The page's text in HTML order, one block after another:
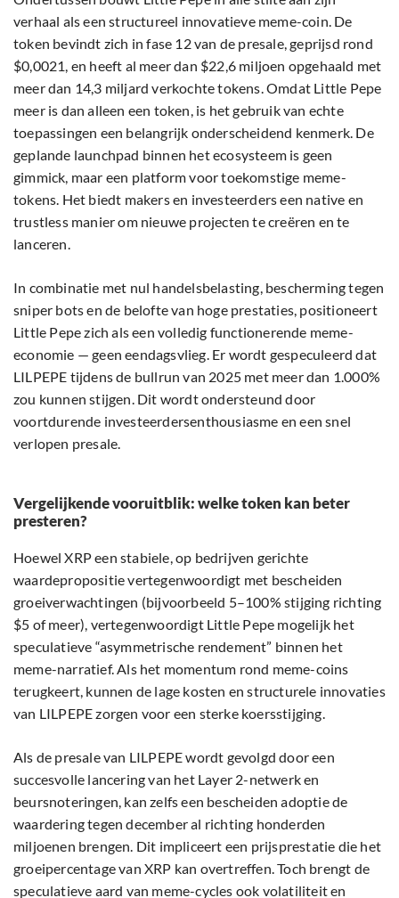
verhaal als een structureel innovatieve meme-coin. De
token bevindt zich in fase 12 van de presale, geprijsd rond
$0,0021, en heeft al meer dan $22,6 miljoen opgehaald met
meer dan 14,3 miljard verkochte tokens. Omdat Little Pepe
meer is dan alleen een token, is het gebruik van echte
toepassingen een belangrijk onderscheidend kenmerk. De
geplande launchpad binnen het ecosysteem is geen
gimmick, maar een platform voor toekomstige meme-
tokens. Het biedt makers en investeerders een native en
trustless manier om nieuwe projecten te creëren en te
lanceren.
In combinatie met nul handelsbelasting, bescherming tegen
sniper bots en de belofte van hoge prestaties, positioneert
Little Pepe zich als een volledig functionerende meme-
economie — geen eendagsvlieg. Er wordt gespeculeerd dat
LILPEPE tijdens de bullrun van 2025 met meer dan 1.000%
zou kunnen stijgen. Dit wordt ondersteund door
voortdurende investeerdersenthousiasme en een snel
verlopen presale.
Vergelijkende vooruitblik: welke token kan beter
presteren?
Hoewel XRP een stabiele, op bedrijven gerichte
waardepropositie vertegenwoordigt met bescheiden
groeiverwachtingen (bijvoorbeeld 5–100% stijging richting
$5 of meer), vertegenwoordigt Little Pepe mogelijk het
speculatieve “asymmetrische rendement” binnen het
meme-narratief. Als het momentum rond meme-coins
terugkeert, kunnen de lage kosten en structurele innovaties
van LILPEPE zorgen voor een sterke koersstijging.
Als de presale van LILPEPE wordt gevolgd door een
succesvolle lancering van het Layer 2-netwerk en
beursnoteringen, kan zelfs een bescheiden adoptie de
waardering tegen december al richting honderden
miljoenen brengen. Dit impliceert een prijsprestatie die het
groeipercentage van XRP kan overtreffen. Toch brengt de
speculatieve aard van meme-cycles ook volatiliteit en